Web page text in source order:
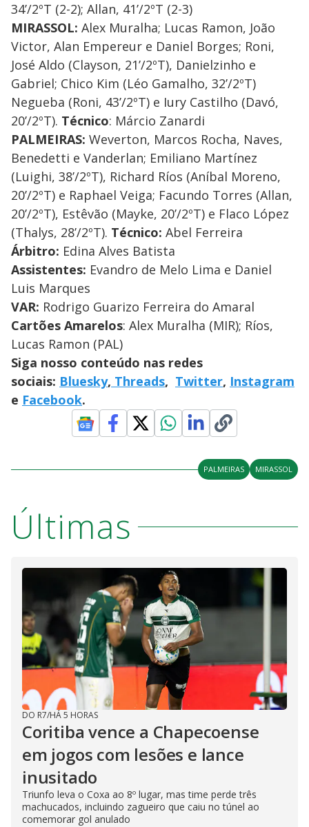
34’/2ºT (2-2); Allan, 41’/2ºT (2-3)
MIRASSOL: Alex Muralha; Lucas Ramon, João
Victor, Alan Empereur e Daniel Borges; Roni,
José Aldo (Clayson, 21’/2ºT), Danielzinho e
Gabriel; Chico Kim (Léo Gamalho, 32’/2ºT)
Negueba (Roni, 43’/2ºT) e Iury Castilho (Davó,
20’/2ºT). Técnico: Márcio Zanardi
PALMEIRAS: Weverton, Marcos Rocha, Naves,
Benedetti e Vanderlan; Emiliano Martínez
(Luighi, 38’/2ºT), Richard Ríos (Aníbal Moreno,
20’/2ºT) e Raphael Veiga; Facundo Torres (Allan,
20’/2ºT), Estêvão (Mayke, 20’/2ºT) e Flaco López
(Thalys, 28’/2ºT). Técnico: Abel Ferreira
Árbitro: Edina Alves Batista
Assistentes: Evandro de Melo Lima e Daniel
Luis Marques
VAR: Rodrigo Guarizo Ferreira do Amaral
Cartões Amarelos: Alex Muralha (MIR); Ríos,
Lucas Ramon (PAL)
Siga nosso conteúdo nas redes
sociais: Bluesky, Threads, Twitter, Instagram
e Facebook.
PALMEIRAS MIRASSOL
Últimas
DO R7/HÁ 5 HORAS
Coritiba vence a Chapecoense
em jogos com lesões e lance
inusitado
Triunfo leva o Coxa ao 8º lugar, mas time perde três
machucados, incluindo zagueiro que caiu no túnel ao
comemorar gol anulado